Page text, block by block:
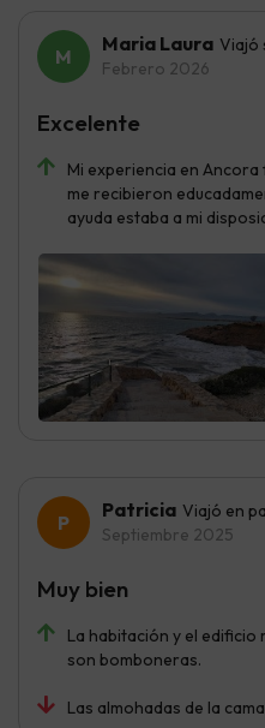
Maria Laura Viajó
Febrero 2026
Mi experiencia en
me recibieron
ayuda estaba a mi
Excelente
Patricia Viajó en
Septiembre 2025
La habitación y el
son bomboneras.
Las almohadas de la
Muy bien